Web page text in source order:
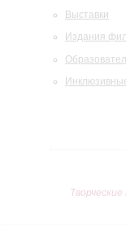
Выставки
Издания